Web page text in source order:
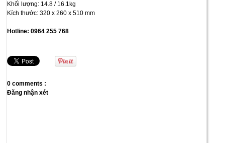
Khối lượng: 14.8 / 16.1kg
Kích thước: 320 x 260 x 510 mm
Hotline: 0964 255 768
0 comments :
Đăng nhận xét